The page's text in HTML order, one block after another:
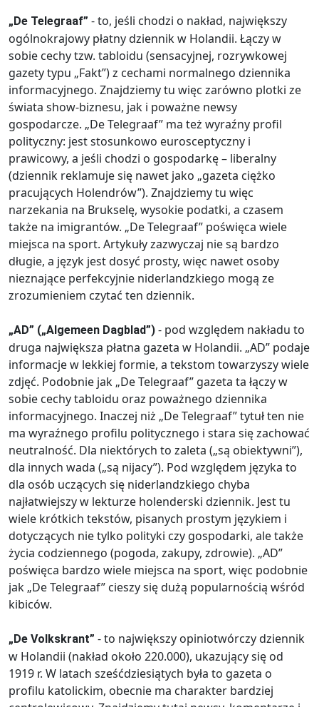
„De Telegraaf” - to, jeśli chodzi o nakład, największy
ogólnokrajowy płatny dziennik w Holandii. Łączy w
sobie cechy tzw. tabloidu (sensacyjnej, rozrywkowej
gazety typu „Fakt”) z cechami normalnego dziennika
informacyjnego. Znajdziemy tu więc zarówno plotki ze
świata show-biznesu, jak i poważne newsy
gospodarcze. „De Telegraaf” ma też wyraźny profil
polityczny: jest stosunkowo eurosceptyczny i
prawicowy, a jeśli chodzi o gospodarkę – liberalny
(dziennik reklamuje się nawet jako „gazeta ciężko
pracujących Holendrów”). Znajdziemy tu więc
narzekania na Brukselę, wysokie podatki, a czasem
także na imigrantów. „De Telegraaf” poświęca wiele
miejsca na sport. Artykuły zazwyczaj nie są bardzo
długie, a język jest dosyć prosty, więc nawet osoby
nieznające perfekcyjnie niderlandzkiego mogą ze
zrozumieniem czytać ten dziennik.
„AD” („Algemeen Dagblad”) - pod względem nakładu to
druga największa płatna gazeta w Holandii. „AD” podaje
informacje w lekkiej formie, a tekstom towarzyszy wiele
zdjęć. Podobnie jak „De Telegraaf” gazeta ta łączy w
sobie cechy tabloidu oraz poważnego dziennika
informacyjnego. Inaczej niż „De Telegraaf” tytuł ten nie
ma wyraźnego profilu politycznego i stara się zachować
neutralność. Dla niektórych to zaleta („są obiektywni”),
dla innych wada („są nijacy”). Pod względem języka to
dla osób uczących się niderlandzkiego chyba
najłatwiejszy w lekturze holenderski dziennik. Jest tu
wiele krótkich tekstów, pisanych prostym językiem i
dotyczących nie tylko polityki czy gospodarki, ale także
życia codziennego (pogoda, zakupy, zdrowie). „AD”
poświęca bardzo wiele miejsca na sport, więc podobnie
jak „De Telegraaf” cieszy się dużą popularnością wśród
kibiców.
„De Volkskrant” - to największy opiniotwórczy dziennik
w Holandii (nakład około 220.000), ukazujący się od
1919 r. W latach sześćdziesiątych była to gazeta o
profilu katolickim, obecnie ma charakter bardziej